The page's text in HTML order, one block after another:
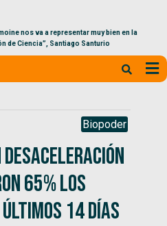
nos va a representar muy bien en la
de Ciencia”, Santiago Santurio
Biopoder
desaceleración
65% los
14 días